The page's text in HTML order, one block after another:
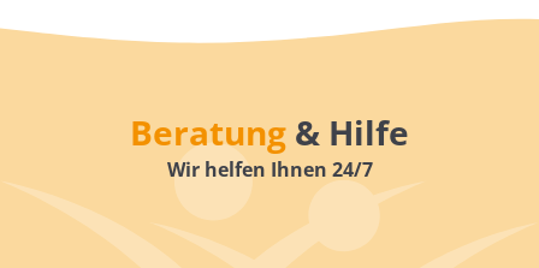
Beratung & Hilfe
Wir helfen Ihnen 24/7